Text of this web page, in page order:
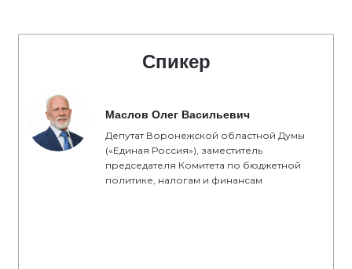
Спикер
Маслов Олег Васильевич
Депутат Воронежской областной Думы
(«Единая Россия»), заместитель
председателя Комитета по бюджетной
политике, налогам и финансам